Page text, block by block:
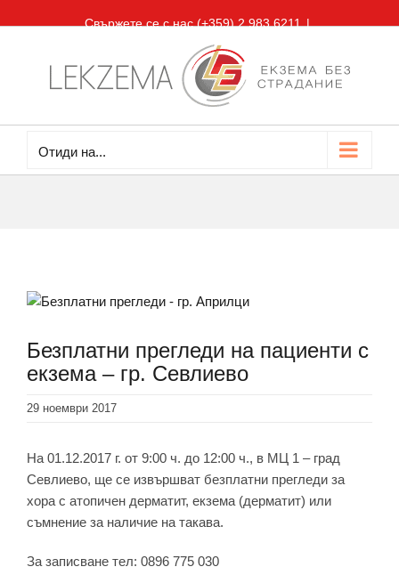
to
Свържете се с нас (+359) 2 983 6211 |
Facebook
Отиди на...
View
Image
Безплатни прегледи на пациенти с
екзема – гр. Севлиево
29 ноември 2017
На 01.12.2017 г. от 9:00 ч. до 12:00 ч., в МЦ 1 – град
Севлиево, ще се извършват безплатни прегледи за
хора с атопичен дерматит, екзема (дерматит) или
съмнение за наличие на такава.
За записване тел: 0896 775 030